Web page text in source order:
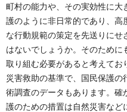
町村の能力や、その実効性に大
護のように非日常的であり、高
な行動規範の策定を先送りに
はないでしょうか。そのために
取り組む必要があると考えてお
災害救助の基準で、国民保護
術調査のデータもあります。確
護のための措置は自然災害な